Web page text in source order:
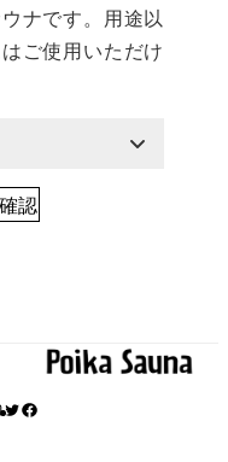
ナです。用途以
ご使用いただけ
認
I T F